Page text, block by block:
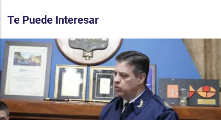
Te Puede Interesar